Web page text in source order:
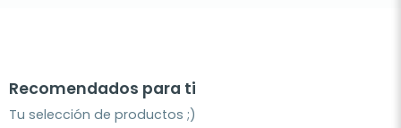
Recomendados para ti
Tu selección de productos ;)